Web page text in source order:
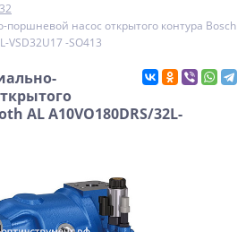
поршневой насос открытого контура Bosch
VSD32U17 -SO413
AL A10VO180DRS/32L-